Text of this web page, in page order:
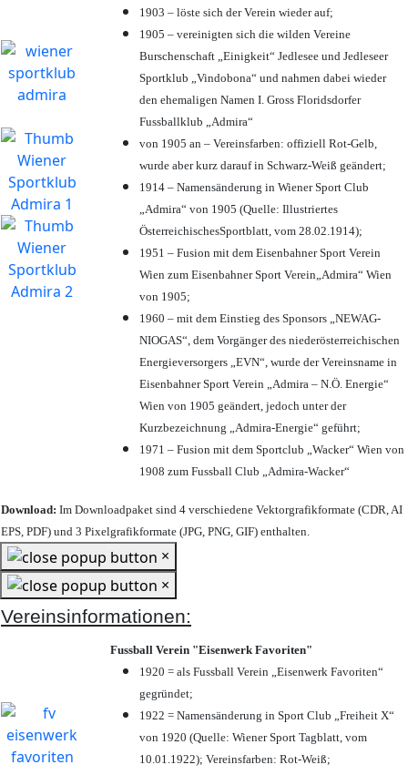
1903 – löste sich der Verein wieder auf;
1905 – vereinigten sich die wilden Vereine
Burschenschaft „Einigkeit“ Jedlesee und Jedleseer
Sportklub „Vindobona“ und nahmen dabei wieder
den ehemaligen Namen I. Gross Floridsdorfer
Fussballklub „Admira“
von 1905 an – Vereinsfarben: offiziell Rot-Gelb,
wurde aber kurz darauf in Schwarz-Weiß geändert;
1914 – Namensänderung in Wiener Sport Club
„Admira“ von 1905 (Quelle: Illustriertes
ÖsterreichischesSportblatt, vom 28.02.1914);
1951 – Fusion mit dem Eisenbahner Sport Verein
Wien zum Eisenbahner Sport Verein„Admira“ Wien
von 1905;
1960 – mit dem Einstieg des Sponsors „NEWAG-
NIOGAS“, dem Vorgänger des niederösterreichischen
Energieversorgers „EVN“, wurde der Vereinsname in
Eisenbahner Sport Verein „Admira – N.Ö. Energie“
Wien von 1905 geändert, jedoch unter der
Kurzbezeichnung „Admira-Energie“ geführt;
1971 – Fusion mit dem Sportclub „Wacker“ Wien von
1908 zum Fussball Club „Admira-Wacker“
Download: Im Downloadpaket sind 4 verschiedene Vektorgrafikformate (CDR, AI
EPS, PDF) und 3 Pixelgrafikformate (JPG, PNG, GIF) enthalten.
×
×
Vereinsinformationen:
Fussball Verein "Eisenwerk Favoriten"
1920 = als Fussball Verein „Eisenwerk Favoriten“
gegründet;
1922 = Namensänderung in Sport Club „Freiheit X“
von 1920 (Quelle: Wiener Sport Tagblatt, vom
10.01.1922); Vereinsfarben: Rot-Weiß;